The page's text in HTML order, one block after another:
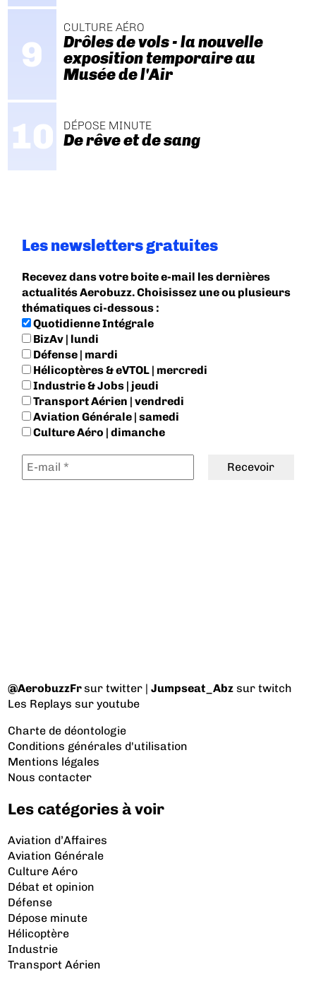
CULTURE AÉRO
Drôles de vols - la nouvelle
exposition temporaire au
Musée de l'Air
DÉPOSE MINUTE
De rêve et de sang
Les newsletters gratuites
Recevez dans votre boite e-mail les dernières
actualités Aerobuzz. Choisissez une ou plusieurs
thématiques ci-dessous :
Quotidienne Intégrale
BizAv | lundi
Défense | mardi
Hélicoptères & eVTOL | mercredi
Industrie & Jobs | jeudi
Transport Aérien | vendredi
Aviation Générale | samedi
Culture Aéro | dimanche
@AerobuzzFrsur twitter |Jumpseat_Abz sur twitch
Les Replays sur youtube
Charte de déontologie
Conditions générales d'utilisation
Mentions légales
Nous contacter
Les catégories à voir
Aviation d’Affaires
Aviation Générale
Culture Aéro
Débat et opinion
Défense
Dépose minute
Hélicoptère
Industrie
Transport Aérien